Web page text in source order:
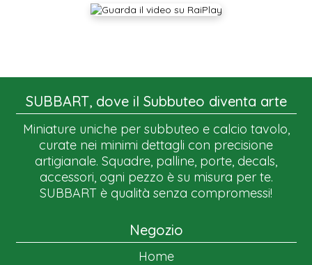
SUBBART, dove il Subbuteo diventa arte
Miniature uniche per subbuteo e calcio tavolo,
curate nei minimi dettagli con precisione
artigianale. Squadre, palline, porte, decals,
accessori, ogni pezzo è su misura per te.
SUBBART è qualità senza compromessi!
Negozio
Home